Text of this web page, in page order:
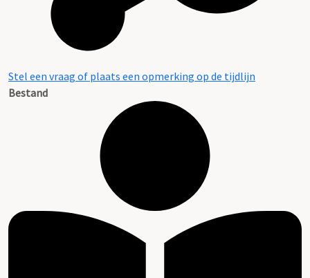
Stel een vraag of plaats een opmerking op de tijdlijn
Bestand